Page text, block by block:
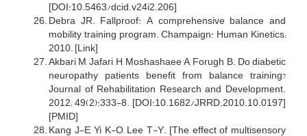
[DOI:10.5463/dcid.v24i2.206]
Debra JR. Fallproof: A comprehensive balance and
mobility training program. Champaign: Human Kinetics;
2010. [Link]
Akbari M, Jafari H, Moshashaee A, Forugh B. Do diabetic
neuropathy patients benefit from balance training?
Journal of Rehabilitation Research and Development.
2012; 49(2):333-8. [DOI:10.1682/JRRD.2010.10.0197]
[PMID]
Kang J-E, Yi K-O, Lee T-Y. [The effect of multisensory